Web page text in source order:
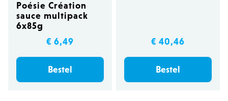
Poésie Création
sauce multipack
6x85g
€ 6,49
Bestel
€ 40,46
Bestel